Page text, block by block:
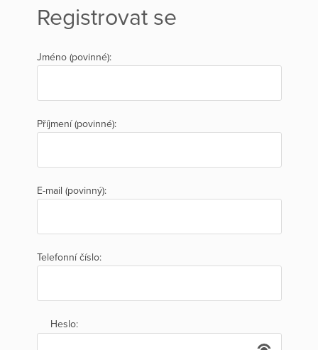
Registrovat se
Jméno (povinné):
Příjmení (povinné):
E-mail (povinný):
Telefonní číslo:
Heslo: